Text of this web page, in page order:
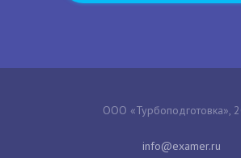
ООО «Турбоподготовка»,